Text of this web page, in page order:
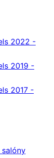
2022 -
2019 -
2017 -
salóny